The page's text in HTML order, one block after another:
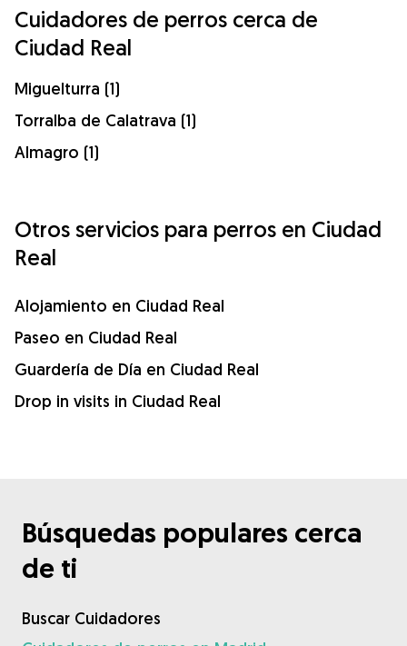
Cuidadores de perros cerca de
Ciudad Real
Miguelturra (1)
Torralba de Calatrava (1)
Almagro (1)
Otros servicios para perros en Ciudad
Real
Alojamiento en Ciudad Real
Paseo en Ciudad Real
Guardería de Día en Ciudad Real
Drop in visits in Ciudad Real
Búsquedas populares cerca
de ti
Buscar Cuidadores